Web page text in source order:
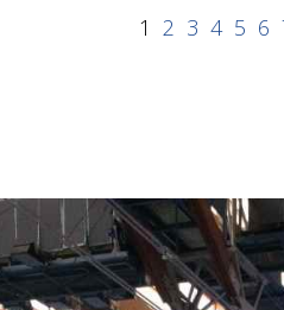
1 2 3 4 5 6